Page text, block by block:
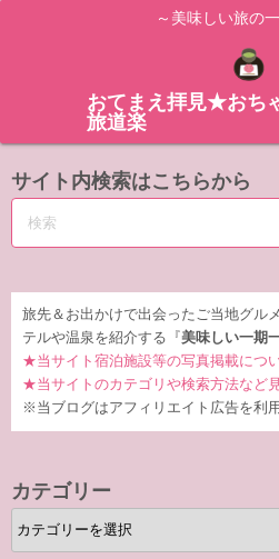
ス
ッ
～美味しい旅の
おてまえ拝見★おち
旅道楽
サイト内検索はこちらから
旅先＆お出かけで出会ったご当地グル
テルや温泉を紹介する『 美味しい一期一
★当サイト宿泊施設等の写真掲載につ
★当サイトのカテゴリや検索方法など
※当ブログはアフィリエイト広告を利
カテゴリー
カ
テ